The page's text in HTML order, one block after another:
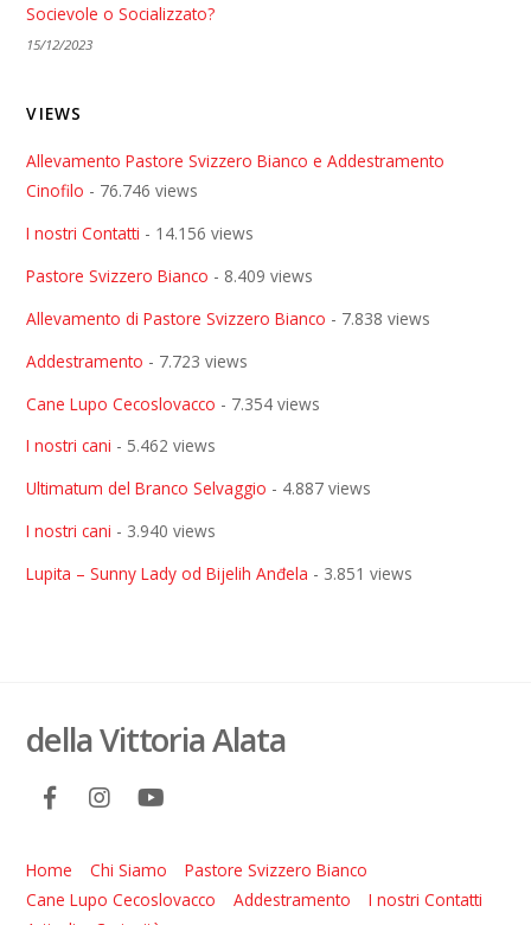
Socievole o Socializzato?
15/12/2023
VIEWS
Allevamento Pastore Svizzero Bianco e Addestramento
Cinofilo - 76.746 views
I nostri Contatti - 14.156 views
Pastore Svizzero Bianco - 8.409 views
Allevamento di Pastore Svizzero Bianco - 7.838 views
Addestramento - 7.723 views
Cane Lupo Cecoslovacco - 7.354 views
I nostri cani - 5.462 views
Ultimatum del Branco Selvaggio - 4.887 views
I nostri cani - 3.940 views
Lupita – Sunny Lady od Bijelih Anđela - 3.851 views
della Vittoria Alata
Home Chi Siamo
Pastore Svizzero Bianco
Cane Lupo Cecoslovacco
Addestramento
I nostri Contatti